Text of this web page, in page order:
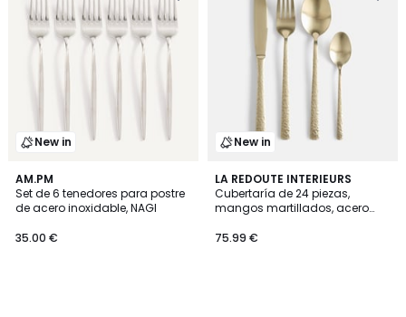
New in
AM.PM
Set de 6 tenedores para postre
de acero inoxidable, NAGI
35.00 €
New in
LA REDOUTE INTERIEURS
Cubertaría de 24 piezas,
mangos martillados, acero
75.99 €